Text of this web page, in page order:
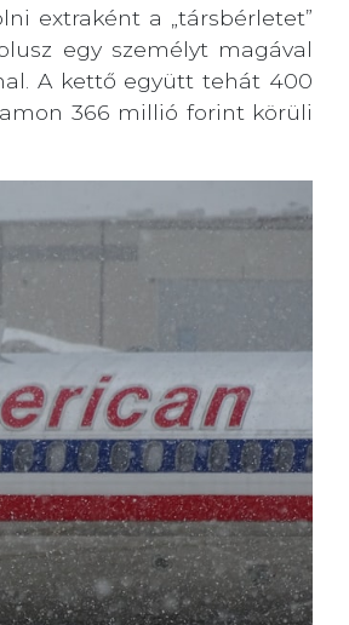
extraként a „társbérletet”
egy személyt magával
A kettő együtt tehát 400
366 millió forint körüli